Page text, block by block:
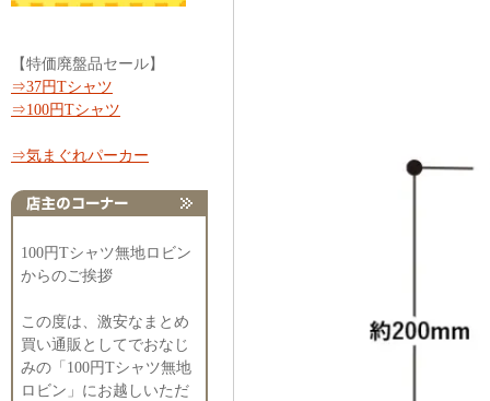
【特価廃盤品セール】
⇒37円Tシャツ
⇒100円Tシャツ
⇒気まぐれパーカー
100円Tシャツ無地ロビン
からのご挨拶
この度は、激安なまとめ
買い通販としてでおなじ
みの「100円Tシャツ無地
ロビン」にお越しいただ